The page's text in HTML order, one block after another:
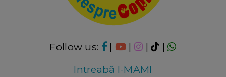
Follow us: | | |
|
Intreabă I-MAMI